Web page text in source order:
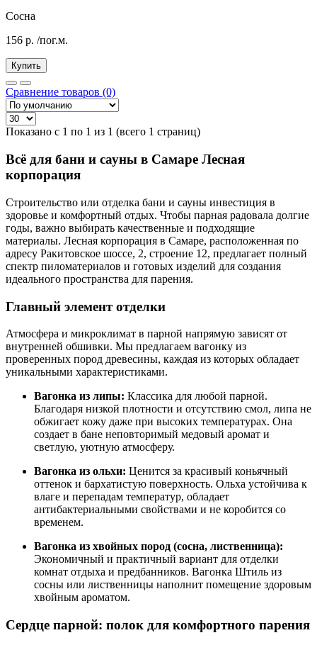
Сосна
156 р. /пог.м.
Купить
Сравнение товаров (0)
Показано с 1 по 1 из 1 (всего 1 страниц)
Всё для бани и сауны в Самаре Лесная
корпорация
Строительство или отделка бани и сауны инвестиция в
здоровье и комфортный отдых. Чтобы парная радовала долгие
годы, важно выбирать качественные и подходящие
материалы. Лесная корпорация в Самаре, расположенная по
адресу Ракитовское шоссе, 2, строение 12, предлагает полный
спектр пиломатериалов и готовых изделий для создания
идеального пространства для парения.
Главный элемент отделки
Атмосфера и микроклимат в парной напрямую зависят от
внутренней обшивки. Мы предлагаем вагонку из
проверенных пород древесины, каждая из которых обладает
уникальными характеристиками.
Вагонка из липы: Классика для любой парной.
Благодаря низкой плотности и отсутствию смол, липа не
обжигает кожу даже при высоких температурах. Она
создает в бане неповторимый медовый аромат и
светлую, уютную атмосферу.
Вагонка из ольхи: Ценится за красивый коньячный
оттенок и бархатистую поверхность. Ольха устойчива к
влаге и перепадам температур, обладает
антибактериальными свойствами и не коробится со
временем.
Вагонка из хвойных пород (сосна, лиственница):
Экономичный и практичный вариант для отделки
комнат отдыха и предбанников. Вагонка Штиль из
сосны или лиственницы наполнит помещение здоровым
хвойным ароматом.
Сердце парной: полок для комфортного парения